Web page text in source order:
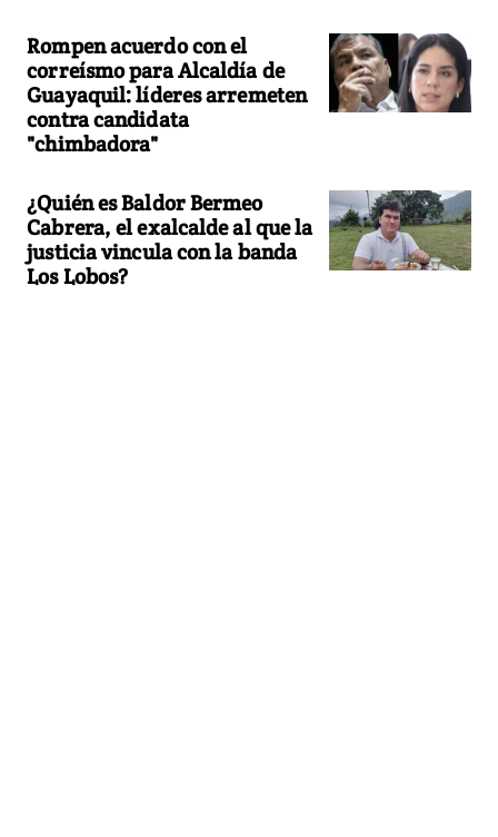
Rompen acuerdo con el
correísmo para Alcaldía de
Guayaquil: líderes arremeten
contra candidata
"chimbadora"
¿Quién es Baldor Bermeo
Cabrera, el exalcalde al que la
justicia vincula con la banda
Los Lobos?